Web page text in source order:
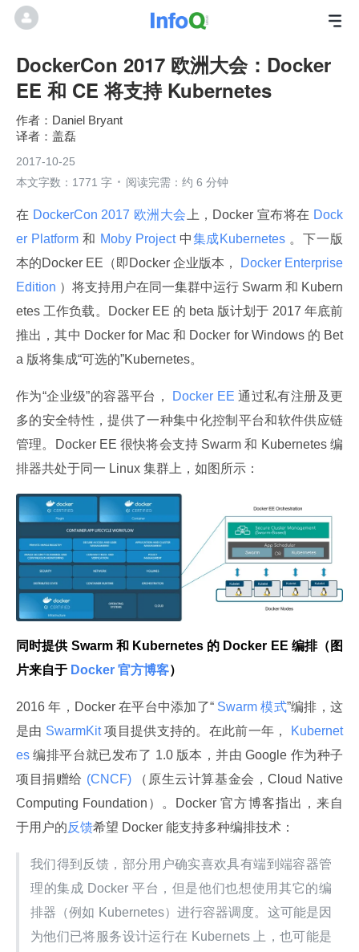
DockerCon 2017 欧洲大会：Docker
EE 和 CE 将支持 Kubernetes
Daniel Bryant
盖磊
2017-10-25
本文字数：1771 字
阅读完需：约 6 分钟
在 DockerCon 2017 欧洲大会 上，Docker 宣布将在 Dock
er Platform 和 Moby Project 中集成Kubernetes 。下一版
本的Docker EE（即Docker 企业版本，
Docker Enterprise
Edition ）将支持用户在同一集群中运行 Swarm 和 Kubern
etes 工作负载。Docker EE 的 beta 版计划于 2017 年底前
推出，其中 Docker for Mac 和 Docker for Windows 的 Bet
a 版将集成“可选的”Kubernetes。
作为“企业级”的容器平台， Docker EE 通过私有注册及更
多的安全特性，提供了一种集中化控制平台和软件供应链
管理。Docker EE 很快将会支持 Swarm 和 Kubernetes 编
排器共处于同一 Linux 集群上，如图所示：
同时提供 Swarm 和 Kubernetes 的 Docker EE 编排（图
片来自于 Docker 官方博客）
2016 年，Docker 在平台中添加了“ Swarm 模式”编排，这
是由 SwarmKit 项目提供支持的。在此前一年，
Kubernet
es 编排平台就已发布了 1.0 版本，并由 Google 作为种子
项目捐赠给 (CNCF)
（原生云计算基金会，Cloud Native
Computing Foundation）。Docker 官方博客指出，来自
于用户的反馈希望 Docker 能支持多种编排技术：
我们得到反馈，部分用户确实喜欢具有端到端容器管
理的集成 Docker 平台，但是他们也想使用其它的编
排器（例如 Kubernetes）进行容器调度。这可能是因
为他们已将服务设计运行在 Kubernets 上，也可能是